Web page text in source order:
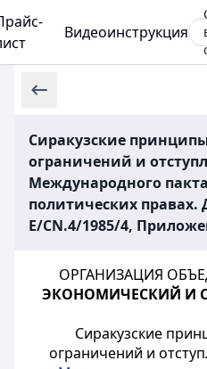
Видеоинструкция
Сиракузские
ограничений и
Международного
политических
E/CN.4/1985/4,
ОРГАНИЗАЦИЯ
ЭКОНОМИЧЕСКИЙ И
Сиракузские
ограничений и